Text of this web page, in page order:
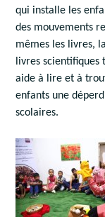
qui installe les
des mouvements
mêmes les livres,
livres scientifiques
aide à lire et à
enfants une
scolaires.